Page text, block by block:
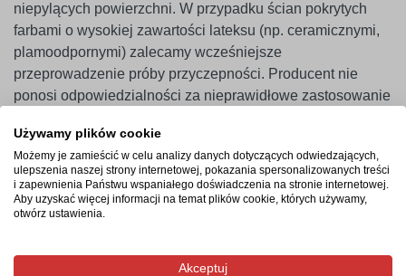
niepylących powierzchni. W przypadku ścian pokrytych
farbami o wysokiej zawartości lateksu (np. ceramicznymi,
plamoodpornymi) zalecamy wcześniejsze
przeprowadzenie próby przyczepności. Producent nie
ponosi odpowiedzialności za nieprawidłowe zastosowanie
malowaniu ścian.
Termin realizacji
potrwa od 2-4 dni roboczych. Następnie przesyłka
Używamy plików cookie
Możemy je zamieścić w celu analizy danych dotyczących odwiedzających,
ulepszenia naszej strony internetowej, pokazania spersonalizowanych treści
i zapewnienia Państwu wspaniałego doświadczenia na stronie internetowej.
Aby uzyskać więcej informacji na temat plików cookie, których używamy,
otwórz ustawienia.
Akceptuj